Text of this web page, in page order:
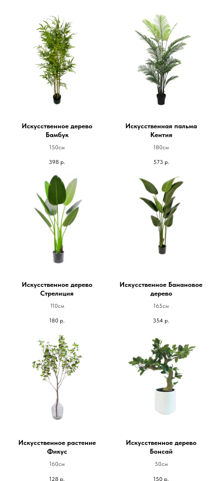
Искусственное дерево
Бамбук
150см
398 р.
Искусственная пальма
Кентия
180см
573 р.
Искусственное дерево
Стрелиция
110см
180 р.
Искусственное Банановое
дерево
165см
354 р.
Искусственное растение
Фикус
160см
128 р.
Искусственное дерево
Бонсай
50см
150 р.